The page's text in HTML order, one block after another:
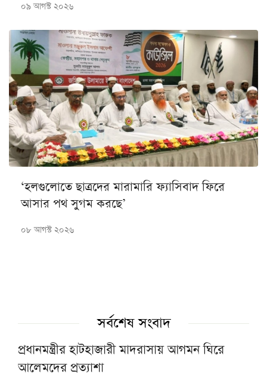
০৯ আগস্ট ২০২৬
‘হলগুলোতে ছাত্রদের মারামারি ফ্যাসিবাদ ফিরে
আসার পথ সুগম করছে’
০৮ আগস্ট ২০২৬
সর্বশেষ সংবাদ
প্রধানমন্ত্রীর হাটহাজারী মাদরাসায় আগমন ঘিরে
আলেমদের প্রত্যাশা